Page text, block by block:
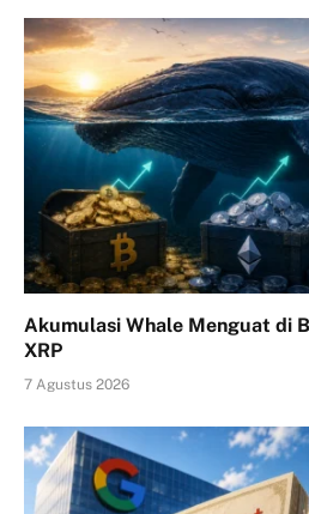
Akumulasi Whale Menguat di
XRP
7 Agustus 2026